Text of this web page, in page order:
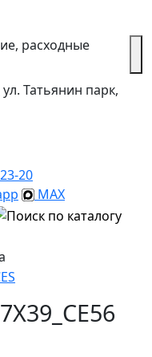
расходные
Татьянин парк,
20
MAX